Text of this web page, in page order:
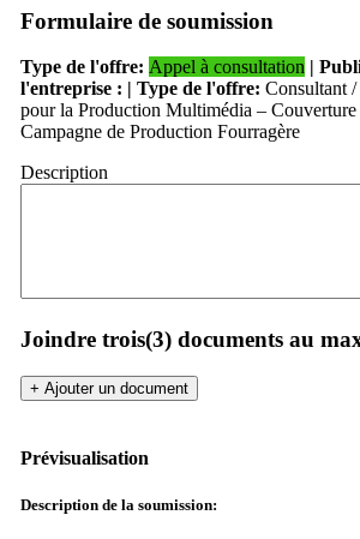
Formulaire de soumission
Type de l'offre: Appel à consultation |
l'entreprise : | Type de l'offre: Consultant /
pour la Production Multimédia – Couverture
Campagne de Production Fourragère
Description
Joindre trois(3) documents au
+ Ajouter un document
Prévisualisation
Description de la soumission: